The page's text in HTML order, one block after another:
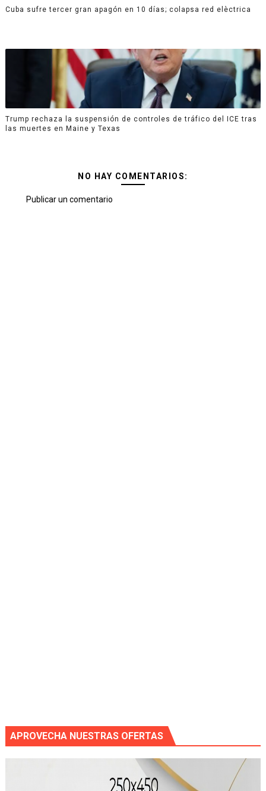
Cuba sufre tercer gran apagón en 10 días; colapsa red elèctrica
Trump rechaza la suspensión de controles de tráfico del ICE tras
las muertes en Maine y Texas
NO HAY COMENTARIOS:
Publicar un comentario
APROVECHA NUESTRAS OFERTAS